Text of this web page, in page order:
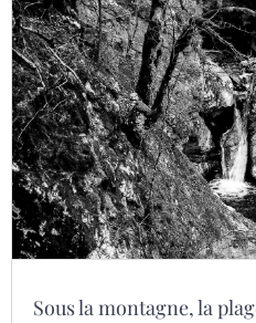
Sous la montagne, la